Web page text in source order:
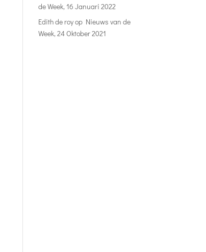
de Week, 16 Januari 2022
Edith de royop Nieuws van de
Week, 24 Oktober 2021